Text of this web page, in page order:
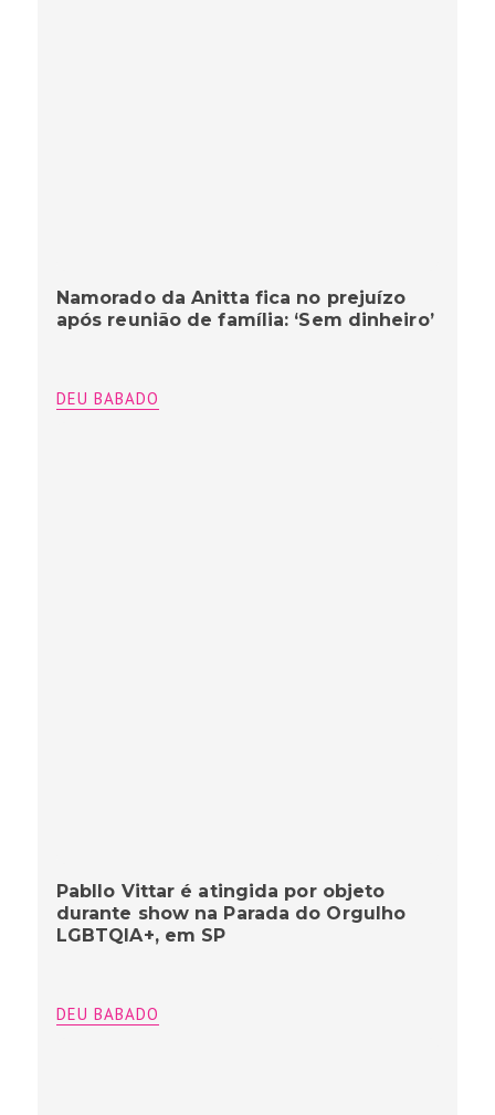
Namorado da Anitta fica no prejuízo
após reunião de família: ‘Sem dinheiro’
DEU BABADO
Pabllo Vittar é atingida por objeto
durante show na Parada do Orgulho
LGBTQIA+, em SP
DEU BABADO